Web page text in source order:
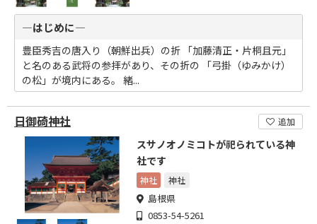
―はじめに―
豊臣秀吉の唐入り（朝鮮出兵）の折 「加藤清正・片桐且元」
と名のある武将の参拝があり、その折の 「弓掛（ゆみかけ）
の松」が境内にある。 緒...
日御碕神社 追加
スサノオノミコトが祀られている神
社です
神社 神社
島根県
0853-54-5261